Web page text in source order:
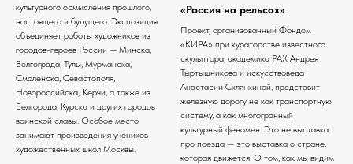
культурного осмысления прошлого,
настоящего и будущего. Экспозиция
объединяет работы художников из
городов-героев России — Минска,
Волгограда, Тулы, Мурманска,
Смоленска, Севастополя,
Новороссийска, Керчи, а также из
Белгорода, Курска и других городов
воинской славы. Особое место
занимают произведения учеников
художественных школ Москвы.
«Россия на рельсах»
Проект, организованный Фондом
«КИРА» при кураторстве известного
скульптора, академика РАХ Андрея
Тыртышникова и искусствоведа
Анастасии Склянкиной, представит
железную дорогу не как транспортную
систему, а как многогранный
культурный феномен. Это не выставка
про поезда — это выставка о стране,
которая движется. О том, как мы видим